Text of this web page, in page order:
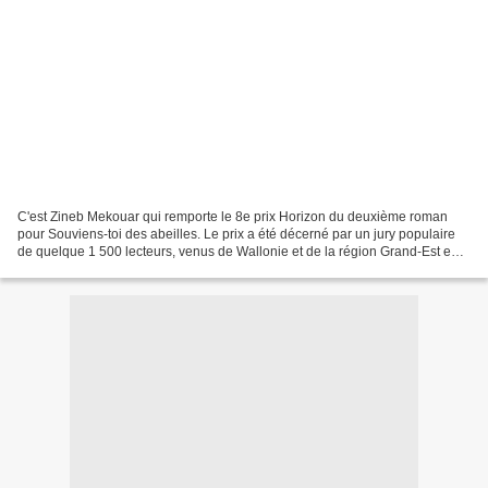
C'est Zineb Mekouar qui remporte le 8e prix Horizon du deuxième roman
pour Souviens-toi des abeilles. Le prix a été décerné par un jury populaire
de quelque 1 500 lecteurs, venus de Wallonie et de la région Grand-Est en